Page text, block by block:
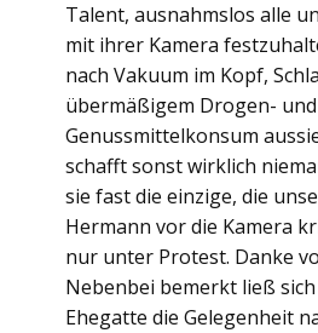
Talent, ausnahmslos alle
mit ihrer Kamera
nach Vakuum im Kopf,
übermäßigem Drogen- und
Genussmittelkonsum
schafft sonst wirklich
sie fast die einzige, die
Hermann vor die Kamera
nur unter Protest. Danke
Nebenbei bemerkt ließ
Ehegatte die Gelegenheit